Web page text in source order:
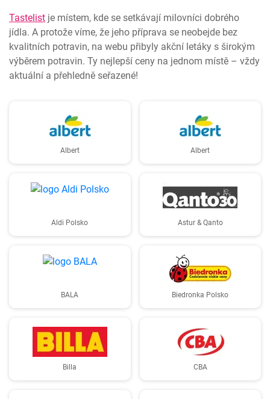
Tastelist je místem, kde se setkávají milovníci dobrého
jídla. A protože víme, že jeho příprava se neobejde bez
kvalitních potravin, na webu přibyly akční letáky s širokým
výběrem potravin. Ty nejlepší ceny na jednom místě – vždy
aktuální a přehledně seřazené!
Albert Albert
Aldi Polsko Astur & Qanto
BALA Biedronka Polsko
Billa CBA